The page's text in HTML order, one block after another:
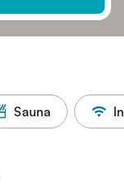
Sauna